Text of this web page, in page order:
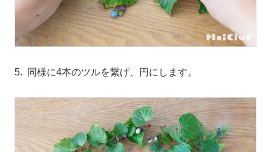
5. 同様に4本のツルを繋げ、円にします。